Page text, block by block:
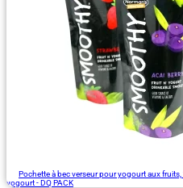
Pochette à bec verseur pour yogourt aux
yogourt - DQ PACK